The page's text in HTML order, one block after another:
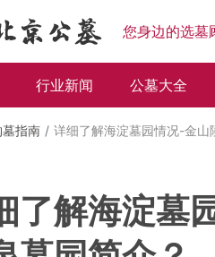
您身边的选墓
行业新闻 公墓大全
墓指南 详细了解海淀墓园情况-金山
了解海淀墓